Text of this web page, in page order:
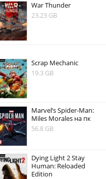
War Thunder
23.23 GB
Scrap Mechanic
19.3 GB
Marvel’s Spider-Man:
Miles Morales на пк
56.8 GB
Dying Light 2 Stay
Human: Reloaded
Edition